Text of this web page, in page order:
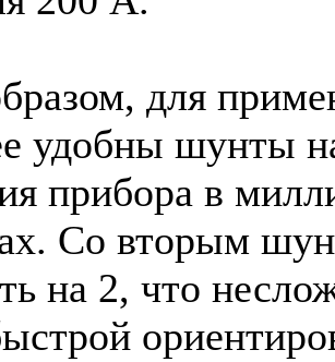
для
удобны шунты
прибора в
Со вторым
на 2, что